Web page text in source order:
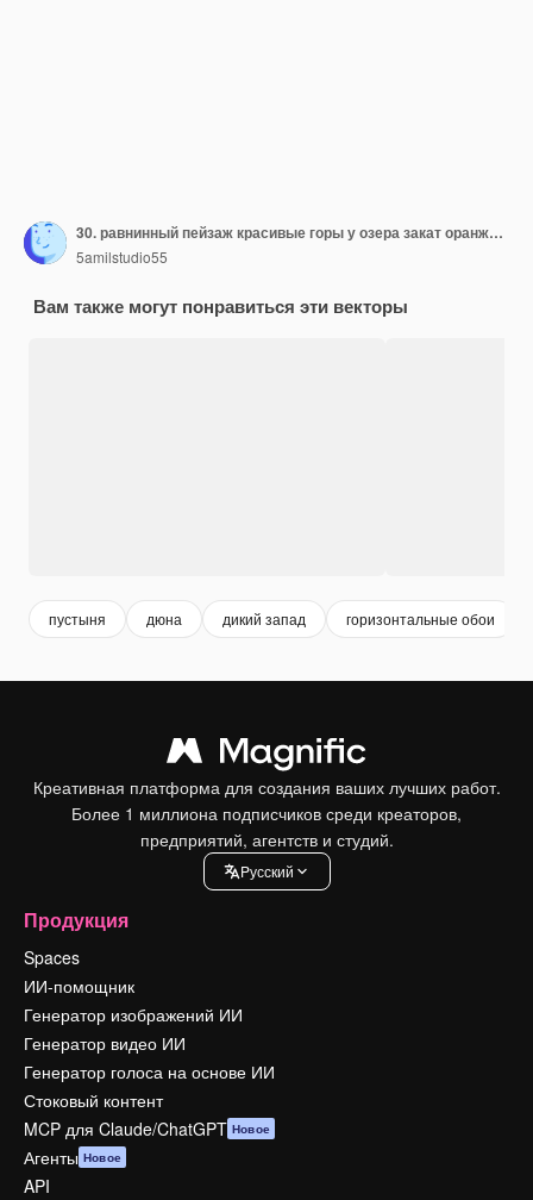
30. равнинный пейзаж красивые горы у озера закат оранжево-синий
5amilstudio55
Вам также могут понравиться эти векторы
пустыня дюна дикий запад горизонтальные обои
Креативная платформа для создания ваших лучших работ.
Более 1 миллиона подписчиков среди креаторов,
предприятий, агентств и студий.
Pусский
Продукция
Spaces
ИИ-помощник
Генератор изображений ИИ
Генератор видео ИИ
Генератор голоса на основе ИИ
Стоковый контент
MCP для Claude/ChatGPT Новое
Агенты Новое
API